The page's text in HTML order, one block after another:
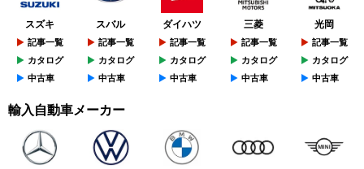
スズキ
記事一覧
カタログ
中古車
スバル
記事一覧
カタログ
中古車
ダイハツ
記事一覧
カタログ
中古車
三菱
記事一覧
カタログ
中古車
光岡
記事一覧
カタログ
中古車
輸入自動車メーカー